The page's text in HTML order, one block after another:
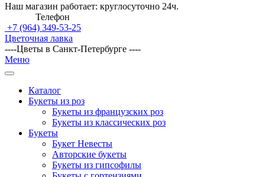
Наш магазин работает: круглосуточно 24ч.
Телефон
+7 (964) 349-53-25
Цветочная лавка
----Цветы в Санкт-Петербурге ----
Главное
навигационное
Меню
Каталог
Букеты из роз
Букеты из французских роз
Букеты из классических роз
Букеты
Букет Невесты
Авторские букеты
Букеты из гипсофилы